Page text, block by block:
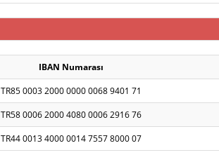
IBAN Numarası
TR85 0003 2000 0000 0068 9401 71
TR58 0006 2000 4080 0006 2916 76
TR44 0013 4000 0014 7557 8000 07